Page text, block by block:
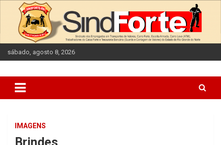
content
sábado, agosto 8, 2026
IMAGENS
Brindes